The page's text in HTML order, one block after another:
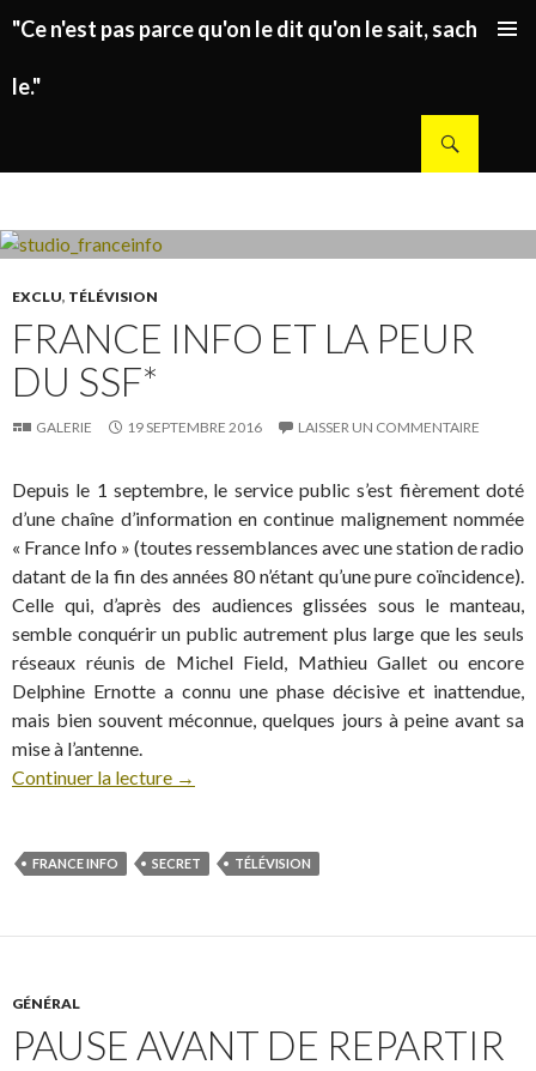
"Ce n'est pas parce qu'on le dit qu'on le sait, sachez
le."
EXCLU, TÉLÉVISION
FRANCE INFO ET LA PEUR
DU SSF*
GALERIE 19 SEPTEMBRE 2016 LAISSER UN COMMENTAIRE
Depuis le 1 septembre, le service public s’est fièrement doté
d’une chaîne d’information en continue malignement nommée
« France Info » (toutes ressemblances avec une station de radio
datant de la fin des années 80 n’étant qu’une pure coïncidence).
Celle qui, d’après des audiences glissées sous le manteau,
semble conquérir un public autrement plus large que les seuls
réseaux réunis de Michel Field, Mathieu Gallet ou encore
Delphine Ernotte a connu une phase décisive et inattendue,
mais bien souvent méconnue, quelques jours à peine avant sa
mise à l’antenne.
Continuer la lecture →
FRANCE INFO SECRET TÉLÉVISION
GÉNÉRAL
PAUSE AVANT DE REPARTIR